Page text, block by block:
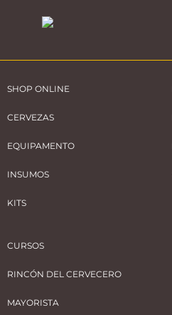
SHOP ONLINE
CERVEZAS
EQUIPAMENTO
INSUMOS
KITS
CURSOS
RINCÓN DEL CERVECERO
MAYORISTA